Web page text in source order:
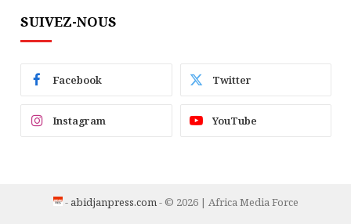
SUIVEZ-NOUS
Facebook Twitter
Instagram YouTube
- abidjanpress.com- © 2026 | Africa Media Force